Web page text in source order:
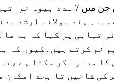
دوران سیلاب متاثرین
ہند مولانا ارشد
تباہی پر کہا کہ ہم
خم کرتے ہیں۔کیوں کہ
کا مداوا کر سکتا ہے
کی شاخیں تا بحد